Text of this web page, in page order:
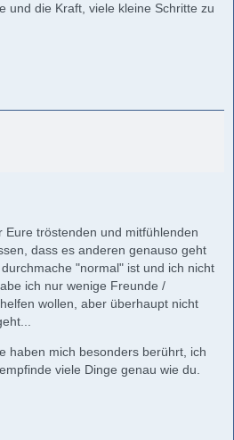
und die Kraft, viele kleine Schritte zu
Eure tröstenden und mitfühlenden
dass es anderen genauso geht
"normal" ist und ich nicht
ich nur wenige Freunde /
wollen, aber überhaupt nicht
haben mich besonders berührt, ich
viele Dinge genau wie du.